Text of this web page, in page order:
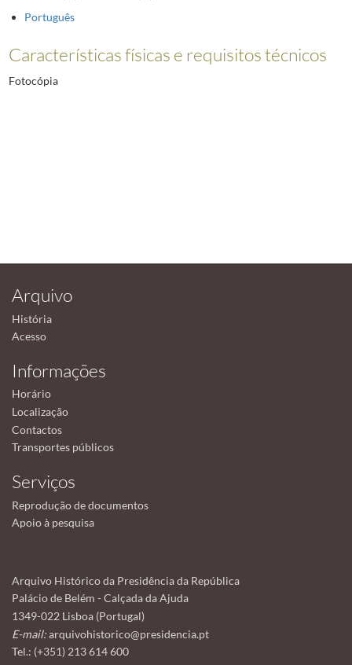
Português
Características físicas e requisitos técnicos
Fotocópia
Arquivo
História
Acesso
Informações
Horário
Localização
Contactos
Transportes públicos
Serviços
Reprodução de documentos
Apoio à pesquisa
Arquivo Histórico da Presidência da República
Palácio de Belém - Calçada da Ajuda
1349-022 Lisboa (Portugal)
E-mail:arquivohistorico@presidencia.pt
Tel.: (+351) 213 614 600